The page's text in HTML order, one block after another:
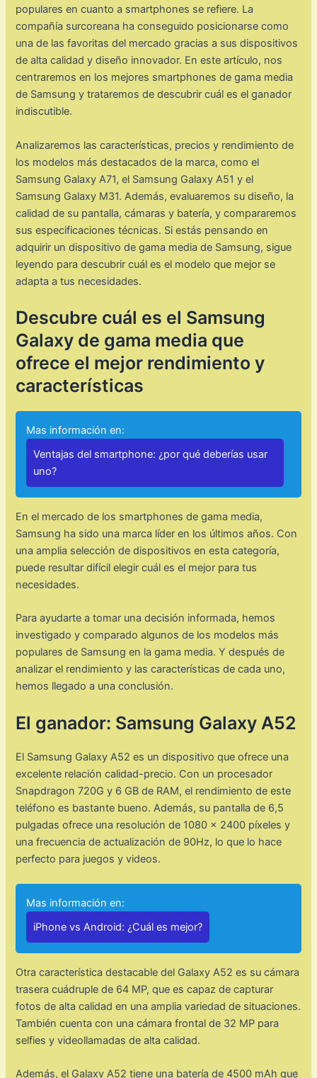
populares en cuanto a smartphones se refiere. La
compañía surcoreana ha conseguido posicionarse como
una de las favoritas del mercado gracias a sus dispositivos
de alta calidad y diseño innovador. En este artículo, nos
centraremos en los mejores smartphones de gama media
de Samsung y trataremos de descubrir cuál es el ganador
indiscutible.
Analizaremos las características, precios y rendimiento de
los modelos más destacados de la marca, como el
Samsung Galaxy A71, el Samsung Galaxy A51 y el
Samsung Galaxy M31. Además, evaluaremos su diseño, la
calidad de su pantalla, cámaras y batería, y compararemos
sus especificaciones técnicas. Si estás pensando en
adquirir un dispositivo de gama media de Samsung, sigue
leyendo para descubrir cuál es el modelo que mejor se
adapta a tus necesidades.
Descubre cuál es el Samsung
Galaxy de gama media que
ofrece el mejor rendimiento y
características
Mas información en:
Ventajas del smartphone: ¿por qué deberías usar
uno?
En el mercado de los smartphones de gama media,
Samsung ha sido una marca líder en los últimos años. Con
una amplia selección de dispositivos en esta categoría,
puede resultar difícil elegir cuál es el mejor para tus
necesidades.
Para ayudarte a tomar una decisión informada, hemos
investigado y comparado algunos de los modelos más
populares de Samsung en la gama media. Y después de
analizar el rendimiento y las características de cada uno,
hemos llegado a una conclusión.
El ganador: Samsung Galaxy A52
El Samsung Galaxy A52 es un dispositivo que ofrece una
excelente relación calidad-precio. Con un procesador
Snapdragon 720G y 6 GB de RAM, el rendimiento de este
teléfono es bastante bueno. Además, su pantalla de 6,5
pulgadas ofrece una resolución de 1080 x 2400 píxeles y
una frecuencia de actualización de 90Hz, lo que lo hace
perfecto para juegos y videos.
Mas información en:
iPhone vs Android: ¿Cuál es mejor?
Otra característica destacable del Galaxy A52 es su cámara
trasera cuádruple de 64 MP, que es capaz de capturar
fotos de alta calidad en una amplia variedad de situaciones.
También cuenta con una cámara frontal de 32 MP para
selfies y videollamadas de alta calidad.
Además, el Galaxy A52 tiene una batería de 4500 mAh que